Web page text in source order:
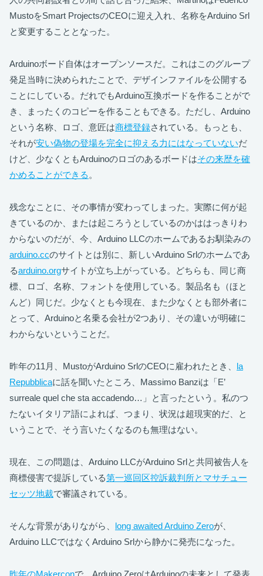
MustoをSmart ProjectsのCEOに迎え入れ、名称をArduino Srl
と変更することとなった。
Arduinoボード自体はオープンソースだ。これはこのグループ
発足当時に決められたことで、デザインファイルを公開する
ことにしている。だれでもArduino互換ボードを作ることがで
き、まったくのコピーを作ることもできる。ただし、Arduino
という名称、ロゴ、意匠は商標登録されている。もっとも、
それが安い偽物の登場を完全に抑える力にはなっていないだ
けど、少なくともArduinoのロゴのあるボードはその来歴を確
かめることができる 。
残念なことに、その事情が変わってしまった。実際に何が起
きているのか、または起ころうとしているのかははっきりわ
からないのだが、今、Arduino LLCのホームであるお馴染みの
arduino.ccのサイトとは別に、新しいArduino Srlのホームであ
るarduino.orgサイトが立ち上がっている。どちらも、同じ商
標、ロゴ、名称、フォントを使用している。製品名も（ほと
んど）同じだ。少なくとも今現在、また少なくとも部外者に
とって、Arduinoと名乗る会社が2つあり、その違いが明確に
わからないということだ。
昨年の11月、MustoがArduino SrlのCEOに雇われたとき、 la
Repubblicaに話を聞いたところ、Massimo Banziは「E’
surreale quel che sta accadendo…」と言ったという。私のつ
たないイタリア語によれば、つまり、状況は超現実的だ、と
いうことで、そう言いたくなるのも無理はない。
現在、この問題は、Arduino LLCがArduino Srlと共同被告人を
商標侵害で提訴している第一巡回区控訴裁判所とマサチュー
セッツ地裁で審議されている。
そんな背景がありながら、 long awaited Arduino Zeroが、
Arduino LLCではなくArduino Srlから静かに発売になった。
昨年のMakerconで、Arduino ZeroはArduinoの未来として発表